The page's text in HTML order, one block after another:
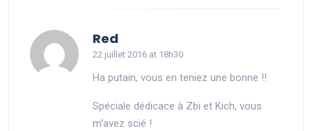
Red
22 juillet 2016 at 18h30
Ha putain, vous en teniez une bonne !!
Spéciale dédicace à Zbi et Kich, vous
m’avez scié !